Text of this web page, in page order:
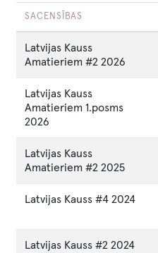
SACENSĪBAS
Latvijas Kauss
Amatieriem #2 2026
Latvijas Kauss
Amatieriem 1.posms
2026
Latvijas Kauss
Amatieriem #2 2025
Latvijas Kauss #4 2024
Latvijas Kauss #2 2024